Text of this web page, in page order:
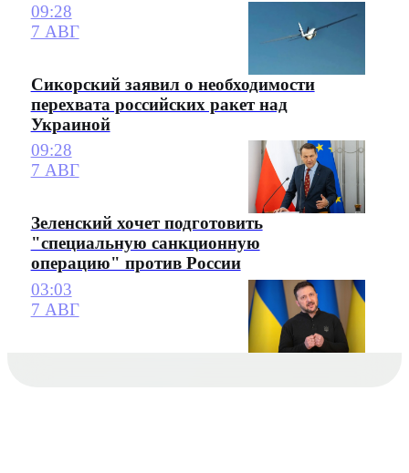
09:28
7 АВГ
Сикорский заявил о необходимости
перехвата российских ракет над
Украиной
09:28
7 АВГ
Зеленский хочет подготовить
"специальную санкционную
операцию" против России
03:03
7 АВГ